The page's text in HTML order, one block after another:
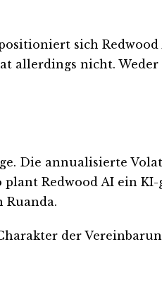
sich
allerdings nicht.
Die annualisierte
Redwood AI ein
der